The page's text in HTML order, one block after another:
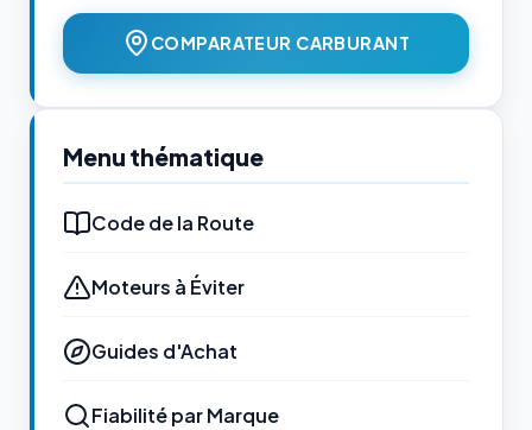
COMPARATEUR CARBURANT
Menu thématique
Code de la Route
Moteurs à Éviter
Guides d'Achat
Fiabilité par Marque